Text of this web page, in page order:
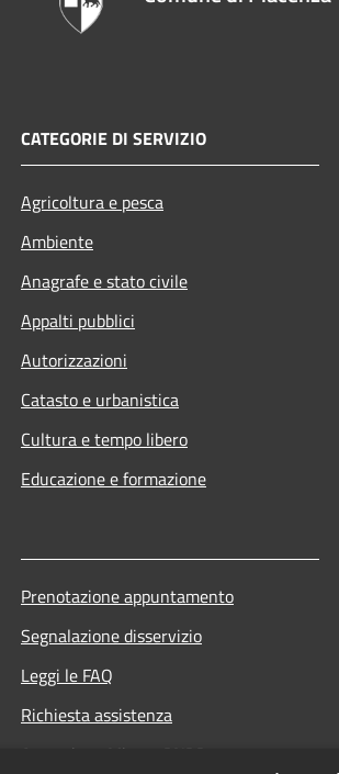
CATEGORIE DI SERVIZIO
Agricoltura e pesca
Ambiente
Anagrafe e stato civile
Appalti pubblici
Autorizzazioni
Catasto e urbanistica
Cultura e tempo libero
Educazione e formazione
Prenotazione appuntamento
Segnalazione disservizio
Leggi le FAQ
Richiesta assistenza
Attuazione Misure PNRR